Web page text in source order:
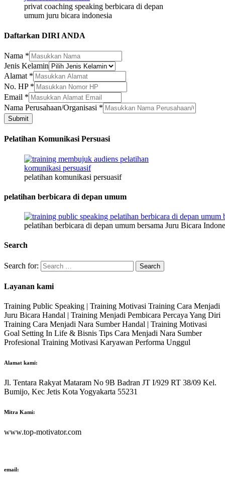
privat coaching speaking berbicara di depan
umum juru bicara indonesia
Daftarkan DIRI ANDA
Nama *
Jenis Kelamin
Alamat *
No. HP *
Nama
Jenis
Nama
Email *
Nama Perusahaan/Organisasi *
Submit
Pelatihan Komunikasi Persuasi
pelatihan komunikasi persuasif
pelatihan berbicara di depan umum
pelatihan berbicara di depan umum bersama Juru Bicara
Search
Search for:
Layanan kami
Training Public Speaking | Training Motivasi Training Cara Menjadi
Juru Bicara Handal | Training Menjadi Pembicara Percaya Yang Diri
Training Cara Menjadi Nara Sumber Handal | Training Motivasi
Goal Setting In Life & Bisnis Tips Cara Menjadi Nara Sumber
Profesional Training Motivasi Karyawan Performa Unggul
Alamat kami:
Jl. Tentara Rakyat Mataram No 9B Badran JT I/929 RT 38/09 Kel.
Bumijo, Kec Jetis Kota Yogyakarta 55231
Mitra Kami:
www.top-motivator.com
email: